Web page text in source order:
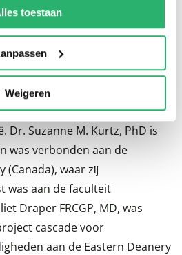
toestaan
Weigeren
bĳ het boek bevat
het online boek en video’s.
(aankomende) professionals
in de gezondheidszorg.
professor in
aan de Deakin
Dr. Suzanne M. Kurtz, PhD is
was verbonden aan de
(Canada), waar zĳ
was aan de faculteit
Draper FRCGP, MD, was
cascade voor
aan de Eastern Deanery